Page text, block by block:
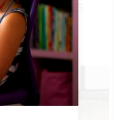
a los